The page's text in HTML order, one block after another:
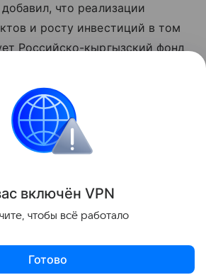
что реализации
и росту инвестиций в том
Российско-кыргызский фонд
связей.
четырех тысяч проектов во
- отметил он.
Поделиться
включён VPN
чтобы всё работало
Готово